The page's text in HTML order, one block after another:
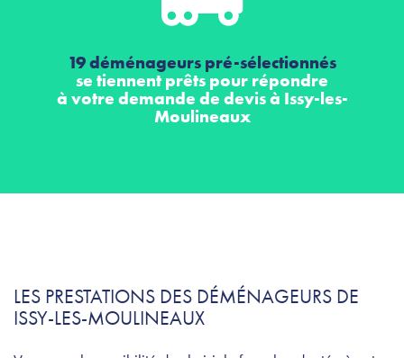
19 déménageurs pré-sélectionnés
se tiennent prêts pour répondre
à votre demande de devis à Issy-les-
Moulineaux
LES PRESTATIONS DES DÉMÉNAGEURS DE
ISSY-LES-MOULINEAUX